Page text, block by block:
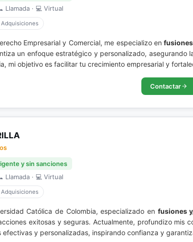
Llamada · 💻 Virtual
Empresarial y Comercial, me especializo en
un enfoque estratégico y personalizado,
mi objetivo es facilitar tu crecimiento empresarial y
Contactar
y sin sanciones
Llamada · 💻 Virtual
Católica de Colombia, especializado en fusiones
exitosas y seguras. Actualmente, profundizo mis
efectivas y personalizadas, inspirando confianza y